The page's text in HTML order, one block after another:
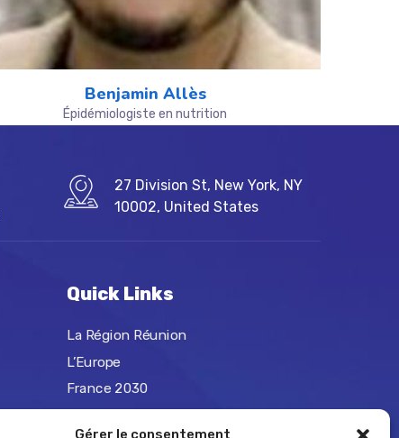
Gérer le consentement
Benjamin Allès
Épidémiologiste en nutrition
27 Division St, New York, NY
10002, United States
Quick Links
La Région Réunion
L’Europe
France 2030